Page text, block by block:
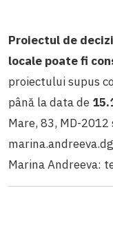
Proiectul de
locale poate fi
proiectului supus
până la data de
Mare, 83, MD-
Marina Andreeva: